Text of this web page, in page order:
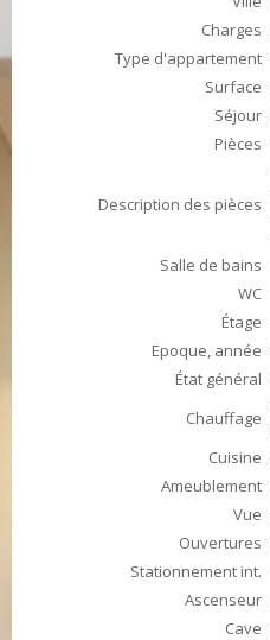
Charges
Type d'appartement
Surface
Séjour
Pièces
Description des pièces
Salle de bains
WC
Étage
Epoque, année
État général
Chauffage
Cuisine
Ameublement
Vue
Ouvertures
Stationnement int.
Ascenseur
Cave